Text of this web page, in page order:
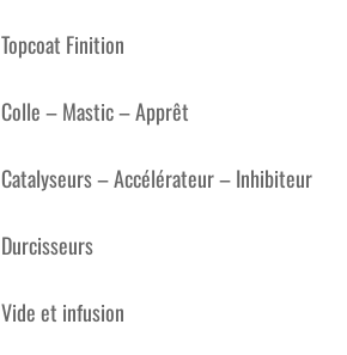
Topcoat Finition
Colle – Mastic – Apprêt
Catalyseurs – Accélérateur – Inhibiteur
Durcisseurs
Vide et infusion